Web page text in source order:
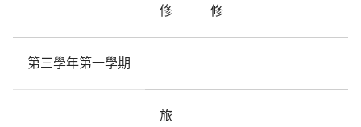
修
修
第三學年第一學期
旅